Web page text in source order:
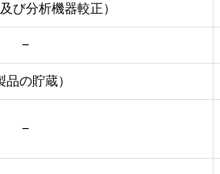
び分析機器較正）
−
品の貯蔵）
−